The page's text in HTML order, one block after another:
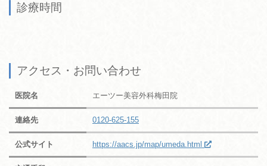
診療時間
アクセス・お問い合わせ
医院名 エーツー美容外科梅田院
連絡先 0120-625-155
公式サイト https://aacs.jp/map/umeda.html